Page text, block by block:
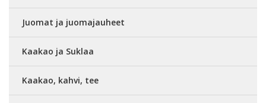
Juomat ja juomajauheet
Kaakao ja Suklaa
Kaakao, kahvi, tee